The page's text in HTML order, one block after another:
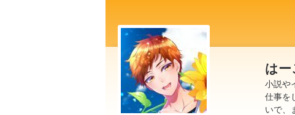
はー
小説や
仕事を
いで、